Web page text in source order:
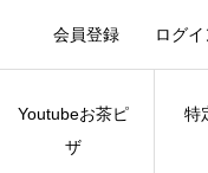
会員登録 ログイ
Youtubeお茶ピ
ザ
特